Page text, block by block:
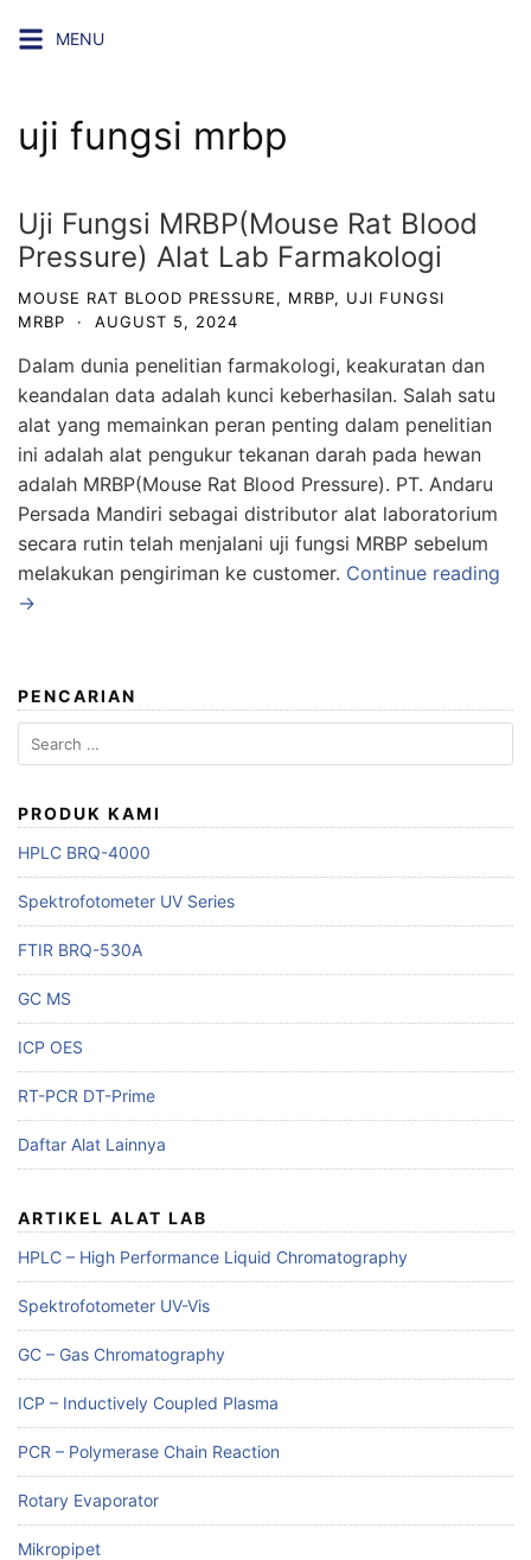
MENU
uji fungsi mrbp
Uji Fungsi MRBP(Mouse Rat Blood
Pressure) Alat Lab Farmakologi
MOUSE RAT BLOOD PRESSURE, MRBP, UJI FUNGSI
MRBP
· AUGUST 5, 2024
Dalam dunia penelitian farmakologi, keakuratan dan
keandalan data adalah kunci keberhasilan. Salah satu
alat yang memainkan peran penting dalam penelitian
ini adalah alat pengukur tekanan darah pada hewan
adalah MRBP(Mouse Rat Blood Pressure). PT. Andaru
Persada Mandiri sebagai distributor alat laboratorium
secara rutin telah menjalani uji fungsi MRBP sebelum
melakukan pengiriman ke customer. Continue reading
→
PENCARIAN
Search
for:
PRODUK KAMI
HPLC BRQ-4000
Spektrofotometer UV Series
FTIR BRQ-530A
GC MS
ICP OES
RT-PCR DT-Prime
Daftar Alat Lainnya
ARTIKEL ALAT LAB
HPLC – High Performance Liquid Chromatography
Spektrofotometer UV-Vis
GC – Gas Chromatography
ICP – Inductively Coupled Plasma
PCR – Polymerase Chain Reaction
Rotary Evaporator
Mikropipet